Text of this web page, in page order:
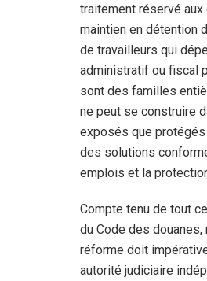
traitement réservé
maintien en détention
de travailleurs qui
administratif ou fiscal
sont des familles
ne peut se construire
exposés que
des solutions
emplois et la
Compte tenu de tout
du Code des
réforme doit
autorité judiciaire